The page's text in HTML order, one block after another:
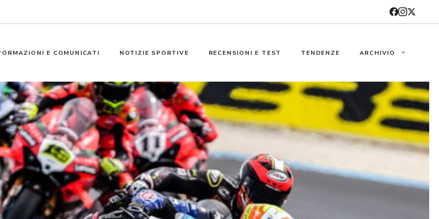
E COMUNICATI NOTIZIE SPORTIVE RECENSIONI E TEST TENDENZE ARCHIVIO